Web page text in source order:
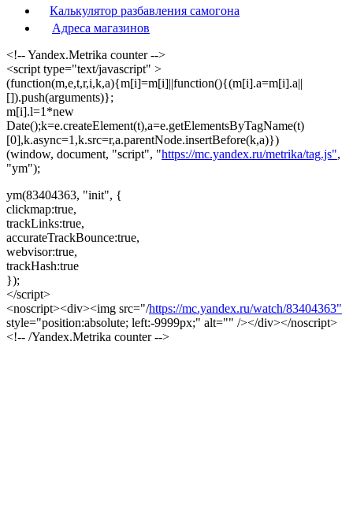
Калькулятор разбавления самогона
Адреса магазинов
<!-- Yandex.Metrika counter -->
<script type="text/javascript" >
(function(m,e,t,r,i,k,a){m[i]=m[i]||function(){(m[i].a=m[i].a||
[]).push(arguments)};
m[i].l=1*new
Date();k=e.createElement(t),a=e.getElementsByTagName(t)
[0],k.async=1,k.src=r,a.parentNode.insertBefore(k,a)})
(window, document, "script", "https://mc.yandex.ru/metrika/tag.js",
"ym");
ym(83404363, "init", {
clickmap:true,
trackLinks:true,
accurateTrackBounce:true,
webvisor:true,
trackHash:true
});
</script>
<noscript><div><img src="/https://mc.yandex.ru/watch/83404363"
style="position:absolute; left:-9999px;" alt="" /></div></noscript>
<!-- /Yandex.Metrika counter -->